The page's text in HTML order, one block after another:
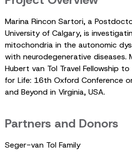
Marina Rincon Sartori, a
University of Calgary, is
mitochondria in the autonomic
with neurodegenerative diseases.
Hubert van Tol Travel Fellowship
for Life: 16th Oxford Conference
and Beyond in Virginia, USA.
Partners and Donors
Seger-van Tol Family